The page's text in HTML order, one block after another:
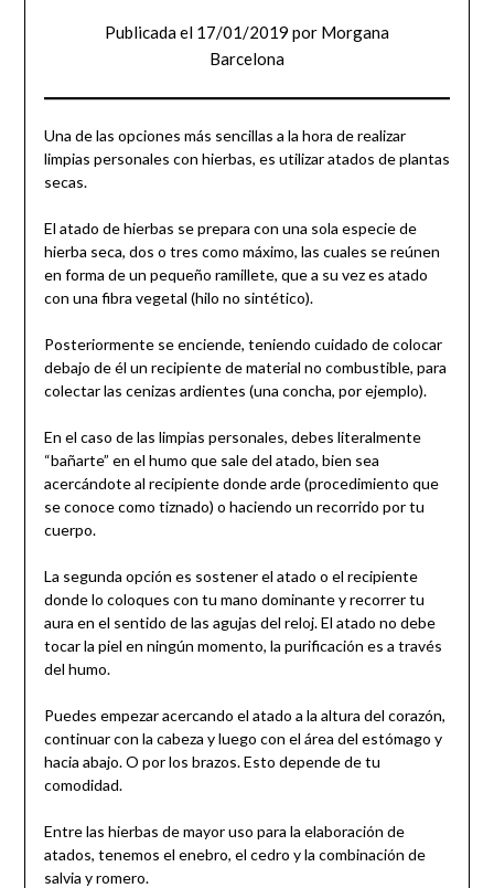
Publicada el 17/01/2019 por Morgana
Barcelona
Una de las opciones más sencillas a la hora de realizar
limpias personales con hierbas, es utilizar atados de plantas
secas.
El atado de hierbas se prepara con una sola especie de
hierba seca, dos o tres como máximo, las cuales se reúnen
en forma de un pequeño ramillete, que a su vez es atado
con una fibra vegetal (hilo no sintético).
Posteriormente se enciende, teniendo cuidado de colocar
debajo de él un recipiente de material no combustible, para
colectar las cenizas ardientes (una concha, por ejemplo).
En el caso de las limpias personales, debes literalmente
“bañarte” en el humo que sale del atado, bien sea
acercándote al recipiente donde arde (procedimiento que
se conoce como tiznado) o haciendo un recorrido por tu
cuerpo.
La segunda opción es sostener el atado o el recipiente
donde lo coloques con tu mano dominante y recorrer tu
aura en el sentido de las agujas del reloj. El atado no debe
tocar la piel en ningún momento, la purificación es a través
del humo.
Puedes empezar acercando el atado a la altura del corazón,
continuar con la cabeza y luego con el área del estómago y
hacia abajo. O por los brazos. Esto depende de tu
comodidad.
Entre las hierbas de mayor uso para la elaboración de
atados, tenemos el enebro, el cedro y la combinación de
salvia y romero.